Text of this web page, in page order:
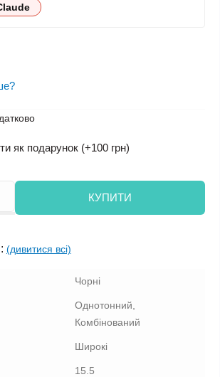
як подарунок (+100 грн)
КУПИТИ
(дивитися всі)
Чорні
Однотонний,
Комбінований
Широкі
15.5